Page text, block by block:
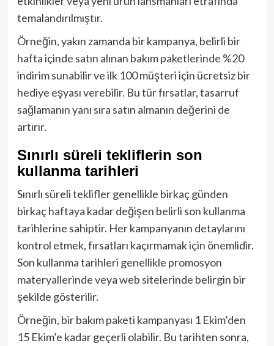
temalandırılmıştır.
Örneğin, yakın zamanda bir kampanya, belirli bir
hafta içinde satın alınan bakım paketlerinde %20
indirim sunabilir ve ilk 100 müşteri için ücretsiz bir
hediye eşyası verebilir. Bu tür fırsatlar, tasarruf
sağlamanın yanı sıra satın almanın değerini de
artırır.
Sınırlı süreli tekliflerin son
kullanma tarihleri
Sınırlı süreli teklifler genellikle birkaç günden
birkaç haftaya kadar değişen belirli son kullanma
tarihlerine sahiptir. Her kampanyanın detaylarını
kontrol etmek, fırsatları kaçırmamak için önemlidir.
Son kullanma tarihleri genellikle promosyon
materyallerinde veya web sitelerinde belirgin bir
şekilde gösterilir.
Örneğin, bir bakım paketi kampanyası 1 Ekim’den
15 Ekim’e kadar geçerli olabilir. Bu tarihten sonra,